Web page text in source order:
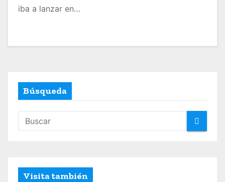
iba a lanzar en…
Búsqueda
Visita también